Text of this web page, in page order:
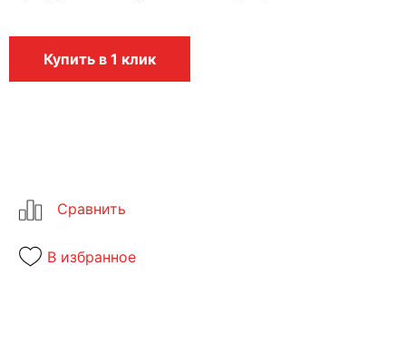
Купить в 1 клик
В избранное